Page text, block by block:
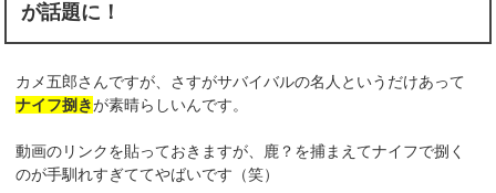
が話題に！
カメ五郎さんですが、さすがサバイバルの名人というだけあって
ナイフ捌きが素晴らしいんです。
動画のリンクを貼っておきますが、鹿？を捕まえてナイフで捌く
のが手馴れすぎててやばいです（笑）